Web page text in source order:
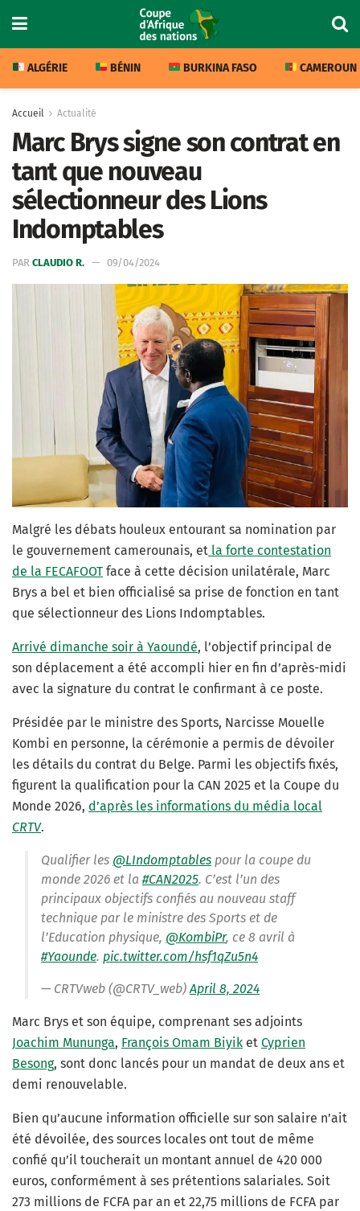
ALGÉRIE BÉNIN BURKINA FASO CAMEROUN
Accueil Actualité
Marc Brys signe son contrat en
tant que nouveau
sélectionneur des Lions
Indomptables
PAR CLAUDIO R. 09/04/2024
Malgré les débats houleux entourant sa nomination par
le gouvernement camerounais, et la forte contestation
de la FECAFOOT face à cette décision unilatérale, Marc
Brys a bel et bien officialisé sa prise de fonction en tant
que sélectionneur des Lions Indomptables.
Arrivé dimanche soir à Yaoundé, l’objectif principal de
son déplacement a été accompli hier en fin d’après-midi
avec la signature du contrat le confirmant à ce poste.
Présidée par le ministre des Sports, Narcisse Mouelle
Kombi en personne, la cérémonie a permis de dévoiler
les détails du contrat du Belge. Parmi les objectifs fixés,
figurent la qualification pour la CAN 2025 et la Coupe du
Monde 2026, d’après les informations du média local
CRTV.
Qualifier les @LIndomptables pour la coupe du
monde 2026 et la #CAN2025. C’est l’un des
principaux objectifs confiés au nouveau staff
technique par le ministre des Sports et de
l’Education physique, @KombiPr, ce 8 avril à
#Yaounde. pic.twitter.com/hsf1qZu5n4
— CRTVweb (@CRTV_web)April 8, 2024
Marc Brys et son équipe, comprenant ses adjoints
Joachim Mununga, François Omam Biyik et Cyprien
Besong, sont donc lancés pour un mandat de deux ans et
demi renouvelable.
Bien qu’aucune information officielle sur son salaire n’ait
été dévoilée, des sources locales ont tout de même
confié qu’il toucherait un montant annuel de 420 000
euros, conformément à ses prétentions salariales. Soit
273 millions de FCFA par an et 22,75 millions de FCFA par